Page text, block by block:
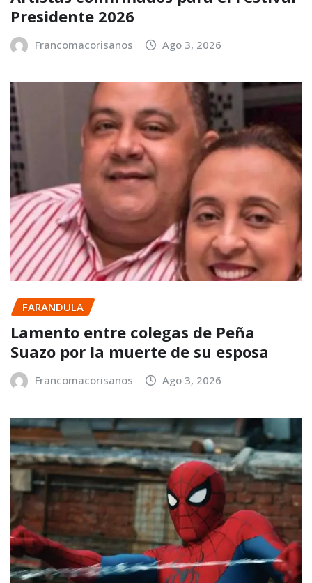
Presidente 2026
Francomacorisanos Ago 3, 2026
FARANDULA
Lamento entre colegas de Peña
Suazo por la muerte de su esposa
Francomacorisanos Ago 3, 2026